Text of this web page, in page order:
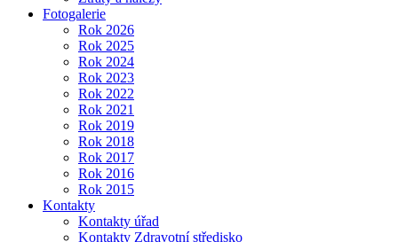
Fotogalerie
Rok 2026
Rok 2025
Rok 2024
Rok 2023
Rok 2022
Rok 2021
Rok 2019
Rok 2018
Rok 2017
Rok 2016
Rok 2015
Kontakty
Kontakty úřad
Kontakty Zdravotní středisko